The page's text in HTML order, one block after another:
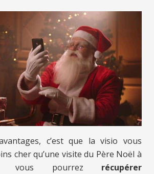
c’est que la visio vous
cher qu’une visite du Père Noël à
vous pourrez récupérer